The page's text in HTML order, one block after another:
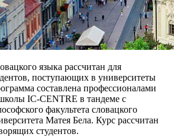
языка рассчитан для
поступающих в университеты
составлена профессионалами
IC-CENTRE в тандеме с
факультета словацкого
Матея Бела. Курс рассчитан
студентов.